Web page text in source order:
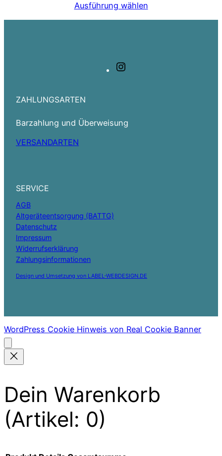
Ausführung wählen
ZAHLUNGSARTEN
Barzahlung und Überweisung
VERSANDARTEN
SERVICE
AGB
Altgeräteentsorgung (BATTG)
Datenschutz
Impressum
Widerrufserklärung
Zahlungsinformationen
Design und Umsetzung von LABEL-WEBDESIGN.DE
WordPress Cookie Hinweis von Real Cookie Banner
Dein Warenkorb
(Artikel: 0)